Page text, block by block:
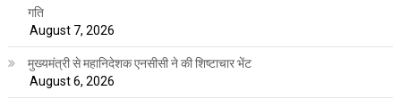
गति
August 7, 2026
मुख्यमंत्री से महानिदेशक एनसीसी ने की शिष्टाचार भेंट
August 6, 2026